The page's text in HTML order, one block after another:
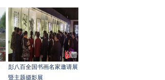
彭八百全国书画名家邀请展
暨主题摄影展